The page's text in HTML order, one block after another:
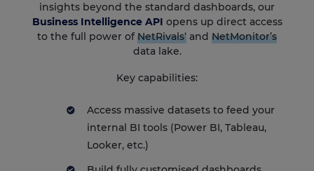
insights beyond the standard dashboards, our
Business Intelligence API opens up direct access
to the full power ofNetRivals‘ and NetMonitor’s
data lake.
Key capabilities:
Access massive datasets to feed your
internal BI tools (Power BI, Tableau,
Looker, etc.)